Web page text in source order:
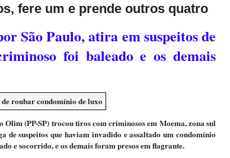
fere um e prende outros quatro
São Paulo, atira em suspeitos de
foi baleado e os demais
(PP-SP) trocou tiros com criminosos em Moema, zona sul
de suspeitos que haviam invadido e assaltado um condomínio
e socorrido, e os demais foram presos em flagrante.